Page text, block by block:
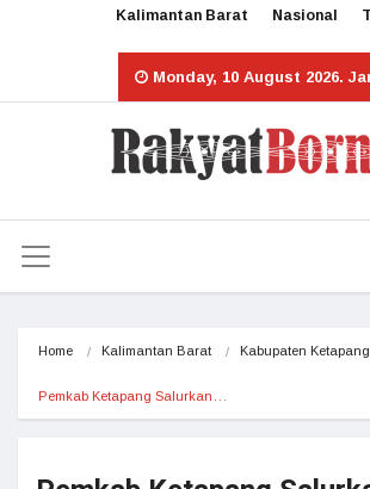
Kalimantan Barat Nasional
Monday, 10 August 2026.
Home Kalimantan Barat Kabupaten Ketapang
Pemkab Ketapang Salurkan…